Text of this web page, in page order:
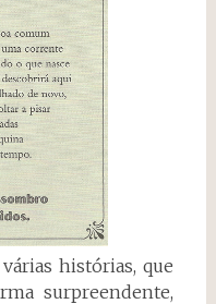
histórias, que
surpreendente,